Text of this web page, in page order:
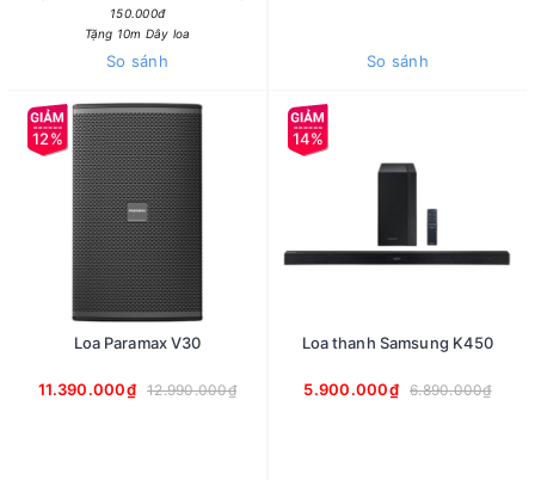
150.000đ
Tặng 10m Dây loa
So sánh So sánh
12%
Loa Paramax V30
11.390.000₫ 12.990.000₫
14%
Loa thanh Samsung K450
5.900.000₫ 6.890.000₫